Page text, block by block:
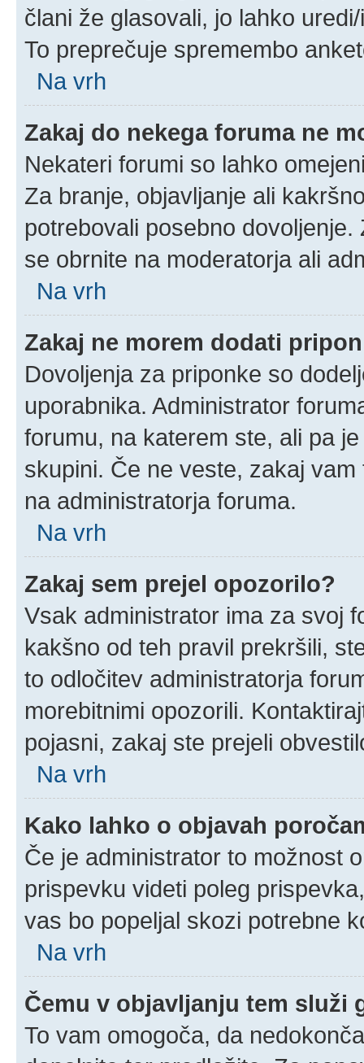
člani že glasovali, jo lahko
To preprečuje spremembo
Na vrh
Zakaj do nekega foruma ne
Nekateri forumi so lahko
Za branje, objavljanje ali
potrebovali posebno
se obrnite na moderatorja ali
Na vrh
Zakaj ne morem dodati
Dovoljenja za priponke so
uporabnika. Administrator
forumu, na katerem ste, ali pa
skupini. Če ne veste, zakaj
na administratorja foruma.
Na vrh
Zakaj sem prejel opozorilo?
Vsak administrator ima za svoj
kakšno od teh pravil prekršili,
to odločitev administratorja
morebitnimi opozorili.
pojasni, zakaj ste prejeli
Na vrh
Kako lahko o objavah
Če je administrator to možnost
prispevku videti poleg
vas bo popeljal skozi potrebne
Na vrh
Čemu v objavljanju tem služi
To vam omogoča, da